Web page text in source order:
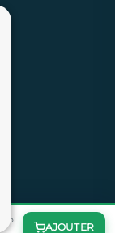
AJOUTER